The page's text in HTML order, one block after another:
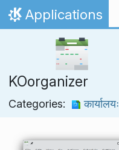
Skip to content
Home
Applications
KOorganizer
Categories: कार्यालयः